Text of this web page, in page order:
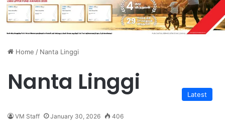
Home / Nanta Linggi
Nanta Linggi Latest
VM Staff January 30, 2026 406